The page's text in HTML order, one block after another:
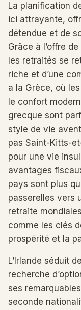
La planification
ici attrayante,
détendue et de
Grâce à l’offre
les retraités se
riche et d’une
a la Grèce, où
le confort
grecque sont
style de vie
pas Saint-Kitts-
pour une vie
avantages
pays sont plus
passerelles vers
retraite
comme les clés
prospérité et la
L’Irlande séduit
recherche
ses
seconde